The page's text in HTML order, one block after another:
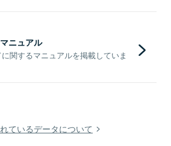
ニュアル
関するマニュアルを掲載していま
ているデータについて